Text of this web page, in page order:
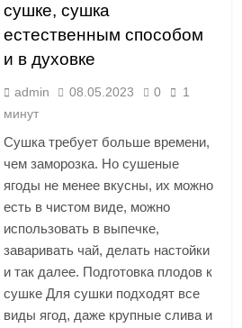
сушке, сушка
естественным способом
и в духовке
admin 08.05.2023 0
1
минут
Сушка требует больше времени,
чем заморозка. Но сушеные
ягоды не менее вкусны, их можно
есть в чистом виде, можно
использовать в выпечке,
заваривать чай, делать настойки
и так далее. Подготовка плодов к
сушке Для сушки подходят все
виды ягод, даже крупные слива и